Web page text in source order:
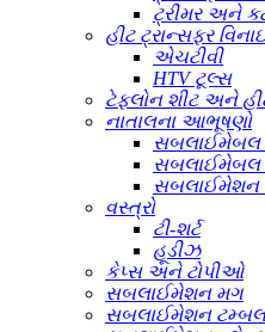
ટ્રીમર અને
હીટ ટ્રાન્સફર
એચટીવી
HTV ટૂલ્સ
ટેફલોન શીટ અને
નાતાલના આભૂષણો
સબલાઈમેબલ
સબલાઈમેબલ
સબલાઈમેશન
વસ્ત્રો
ટી-શર્ટ
હૂડીઝ
કેપ્સ અને ટોપીઓ
સબલાઈમેશન મગ
સબલાઈમેશન